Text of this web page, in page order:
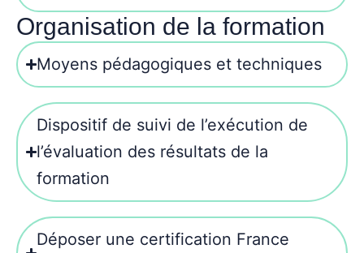
Organisation de la formation
Moyens pédagogiques et techniques
Dispositif de suivi de l’exécution de
l’évaluation des résultats de la
formation
Déposer une certification France